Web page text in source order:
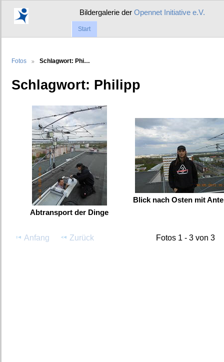
Bildergalerie derOpennet Initiative e.V.
Start
Fotos Schlagwort: Phi…
Schlagwort: Philipp
Abtransport der Dinge
Blick nach Osten mit
Anfang Zurück Fotos 1 - 3 von 3